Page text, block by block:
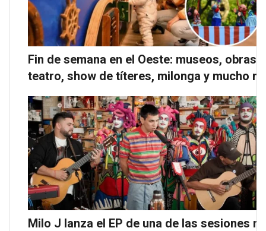
Fin de semana en el Oeste: museos, obras
teatro, show de títeres, milonga y mucho
Milo J lanza el EP de una de las sesiones